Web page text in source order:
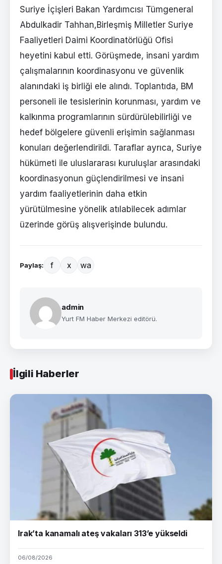
Suriye İçişleri Bakan Yardımcısı Tümgeneral
Abdulkadir Tahhan,Birleşmiş Milletler Suriye
Faaliyetleri Daimi Koordinatörlüğü Ofisi
heyetini kabul etti. Görüşmede, insani yardım
çalışmalarının koordinasyonu ve güvenlik
alanındaki iş birliği ele alındı. Toplantıda, BM
personeli ile tesislerinin korunması, yardım ve
kalkınma programlarının sürdürülebilirliği ve
hedef bölgelere güvenli erişimin sağlanması
konuları değerlendirildi. Taraflar ayrıca, Suriye
hükümeti ile uluslararası kuruluşlar arasındaki
koordinasyonun güçlendirilmesi ve insani
yardım faaliyetlerinin daha etkin
yürütülmesine yönelik atılabilecek adımlar
üzerinde görüş alışverişinde bulundu.
Paylaş: f x wa
admin
Yurt FM Haber Merkezi editörü.
İlgili Haberler
Irak’ta kanamalı ateş vakaları 313’e yükseldi
06/08/2026